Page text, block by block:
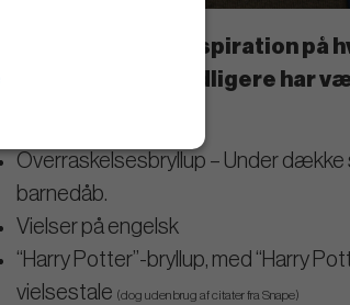
er et udpluk til inspiration på
Trung tidligere har
Overraskelsesbryllup – Under dække
barnedåb.
Vielser på engelsk
“Harry Potter”-bryllup, med “Harry
vielsestale (dog uden brug af citater fra Snape)